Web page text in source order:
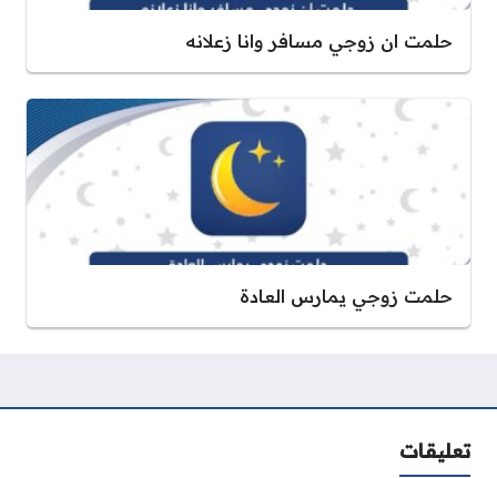
حلمت ان زوجي مسافر وانا زعلانه
حلمت زوجي يمارس العادة
تعليقات